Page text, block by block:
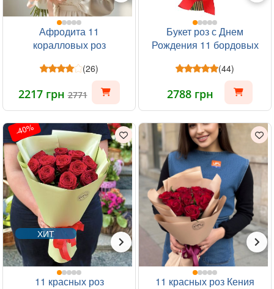
Афродита 11
коралловых роз
(26)
2217 грн2771
Букет роз с Днем
Рождения 11 бордовых
(44)
2788 грн
-40%
ХИТ
11 красных роз 11 красных роз Кения